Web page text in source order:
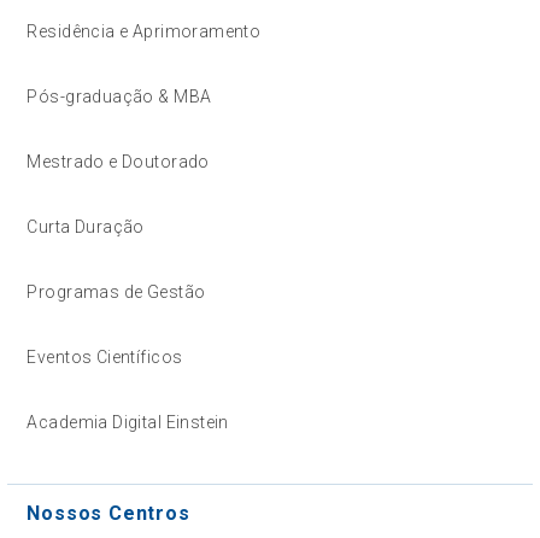
Residência e Aprimoramento
Pós-graduação & MBA
Mestrado e Doutorado
Curta Duração
Programas de Gestão
Eventos Científicos
Academia Digital Einstein
Nossos Centros